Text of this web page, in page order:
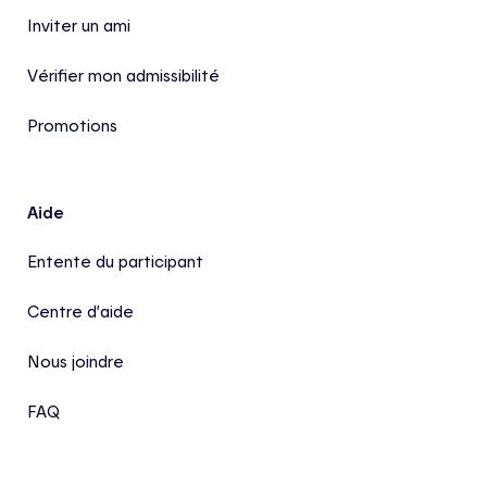
Inviter un ami
Vérifier mon admissibilité
Promotions
Aide
Entente du participant
Centre d’aide
Nous joindre
FAQ